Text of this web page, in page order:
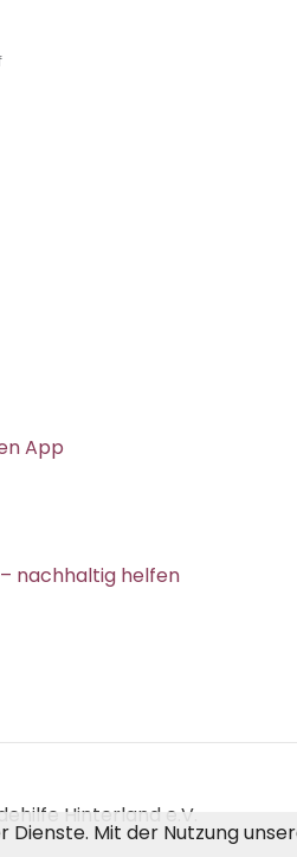
App
nachhaltig helfen
Hinterland e.V.
Mit der Nutzung